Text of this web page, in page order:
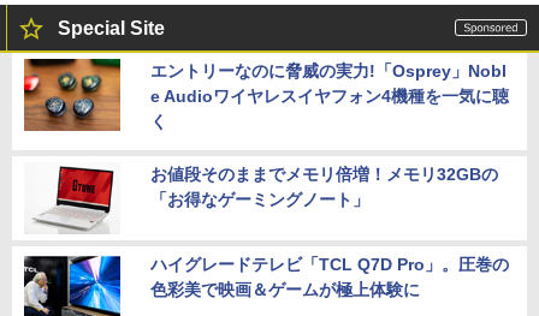
Special Site
エントリーなのに脅威の実力!「Osprey」Nobl
e Audioワイヤレスイヤフォン4機種を一気に聴
く
お値段そのままでメモリ倍増！メモリ32GBの
「お得なゲーミングノート」
ハイグレードテレビ「TCL Q7D Pro」。圧巻の
色彩美で映画＆ゲームが極上体験に